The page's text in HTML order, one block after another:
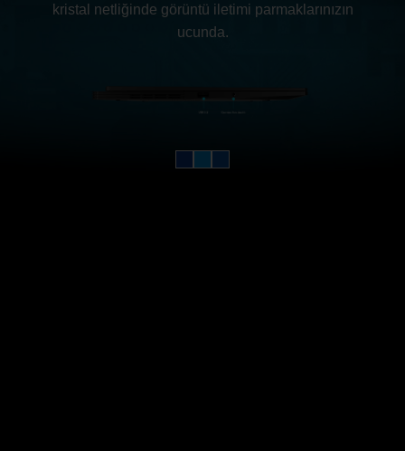
kristal netliğinde görüntü iletimi parmaklarınızın
ucunda.